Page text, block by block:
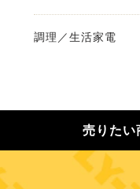
調理／生活家電
売りた